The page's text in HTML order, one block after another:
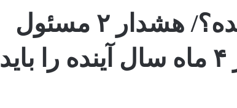
وضعیت ذخایر جو بحرانی شده؟/ هشدار ۲ مسئول
به بانک مرکزی و گمرک/ ارز ۴ ماه سال آینده را باید